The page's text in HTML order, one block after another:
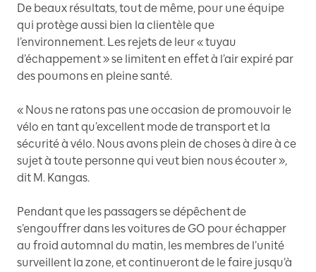
De beaux résultats, tout de même, pour une équipe
qui protège aussi bien la clientèle que
l’environnement. Les rejets de leur « tuyau
d’échappement » se limitent en effet à l’air expiré par
des poumons en pleine santé.
« Nous ne ratons pas une occasion de promouvoir le
vélo en tant qu’excellent mode de transport et la
sécurité à vélo. Nous avons plein de choses à dire à ce
sujet à toute personne qui veut bien nous écouter »,
dit M. Kangas.
Pendant que les passagers se dépêchent de
s’engouffrer dans les voitures de GO pour échapper
au froid automnal du matin, les membres de l’unité
surveillent la zone, et continueront de le faire jusqu’à